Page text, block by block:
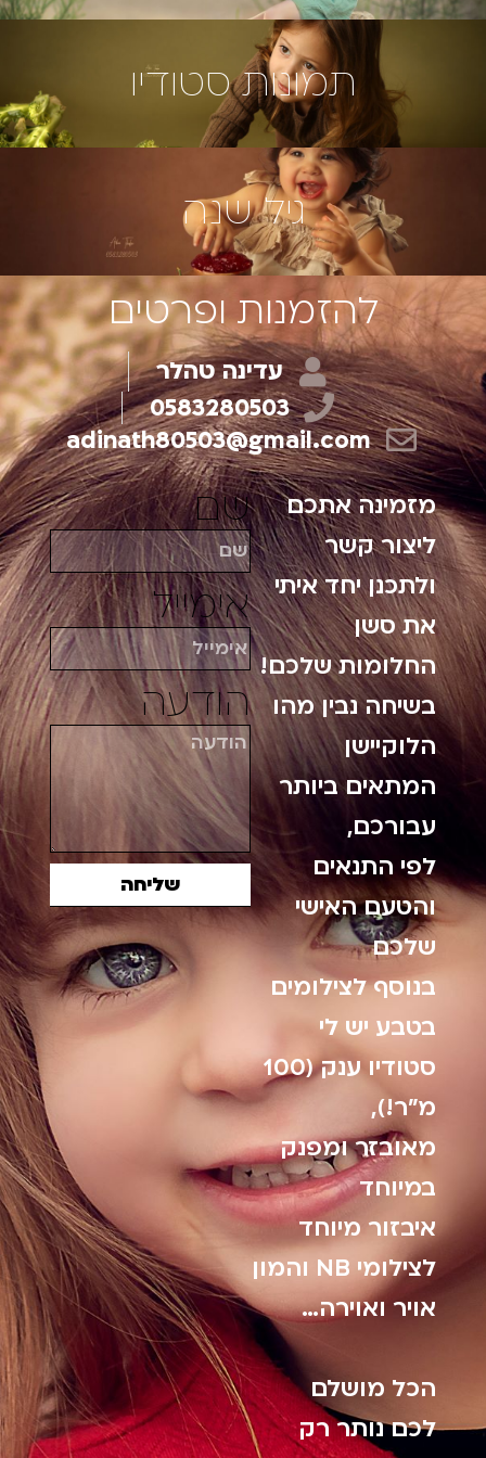
תמונות סטודיו
גיל שנה
להזמנות ופרטים
עדינה טהלר
0583280503
adinath80503@gmail.com
מזמינה אתכם
ליצור קשר
ולתכנן יחד איתי
את סשן
החלומות שלכם!
בשיחה נבין מהו
הלוקיישן
המתאים ביותר
עבורכם,
לפי התנאים
והטעם האישי
שלכם
בנוסף לצילומים
בטבע יש לי
סטודיו ענק (100
מ"ר!),
מאובזר ומפנק
במיוחד
איבזור מיוחד
לצילומי NB והמון
אויר ואוירה…
הכל מושלם
לכם נותר רק
שם
אימייל
הודעה
שליחה